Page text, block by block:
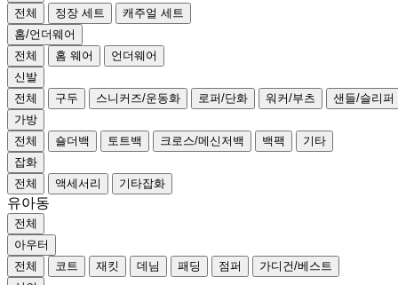
전체
정장 세트
캐주얼 세트
홈/언더웨어
전체
홈 웨어
언더웨어
신발
전체
구두 스니커즈/운동화 로퍼/단화 워커/부츠
샌들/슬리퍼
가방
전체
숄더백 토트백 크로스/메신저백 백팩
기타
잡화
전체
액세서리 기타잡화
유아동
전체
아우터
전체
코트 재킷 데님 패딩 점퍼
가디건/베스트